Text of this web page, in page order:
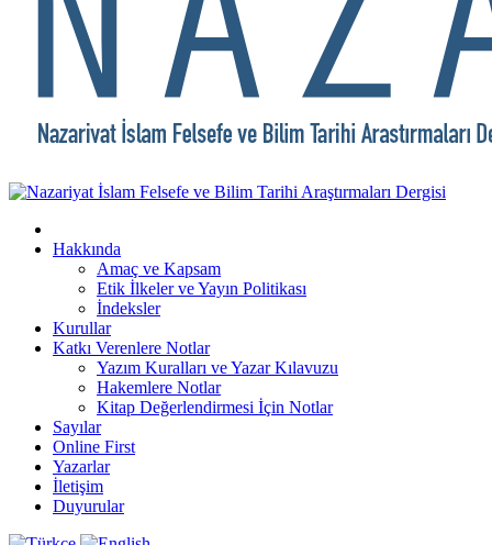
Hakkında
Amaç ve Kapsam
Etik İlkeler ve Yayın Politikası
İndeksler
Kurullar
Katkı Verenlere Notlar
Yazım Kuralları ve Yazar Kılavuzu
Hakemlere Notlar
Kitap Değerlendirmesi İçin Notlar
Sayılar
Online First
Yazarlar
İletişim
Duyurular